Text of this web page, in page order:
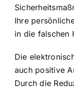
Ihre
in die falschen
Die
auch positive
Durch die